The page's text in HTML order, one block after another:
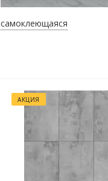
самоклеющаяся
АКЦИЯ